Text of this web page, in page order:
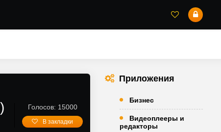
Голосов: 15000
В закладки
Приложения
Бизнес
Видеоплееры и
редакторы